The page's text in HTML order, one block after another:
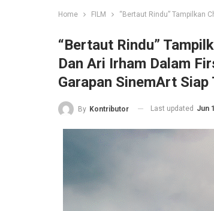
Home FILM “Bertaut Rindu” Tampilkan
“Bertaut Rindu”
Dan Ari Irham Dalam
Garapan SinemArt
By Kontributor Last updated Jun